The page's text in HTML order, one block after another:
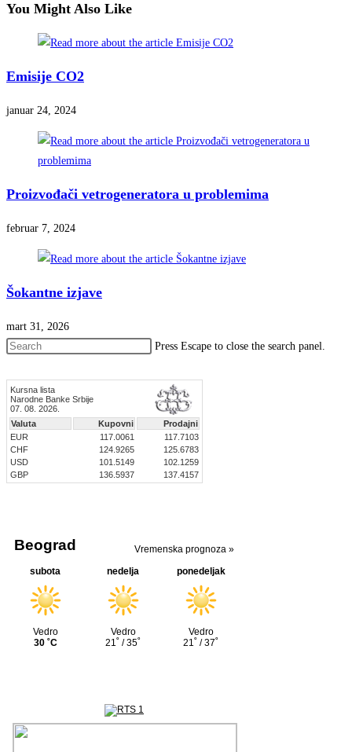
You Might Also Like
Emisije CO2
januar 24, 2024
Proizvođači vetrogeneratora u problemima
februar 7, 2024
Šokantne izjave
mart 31, 2026
Press Escape to close the search panel.